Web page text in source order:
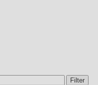
Filter